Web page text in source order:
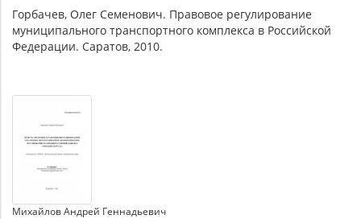
Горбачев, Олег Семенович. Правовое регулирование
муниципального транспортного комплекса в Российской
Федерации. Саратов, 2010.
Михайлов Андрей Геннадьевич